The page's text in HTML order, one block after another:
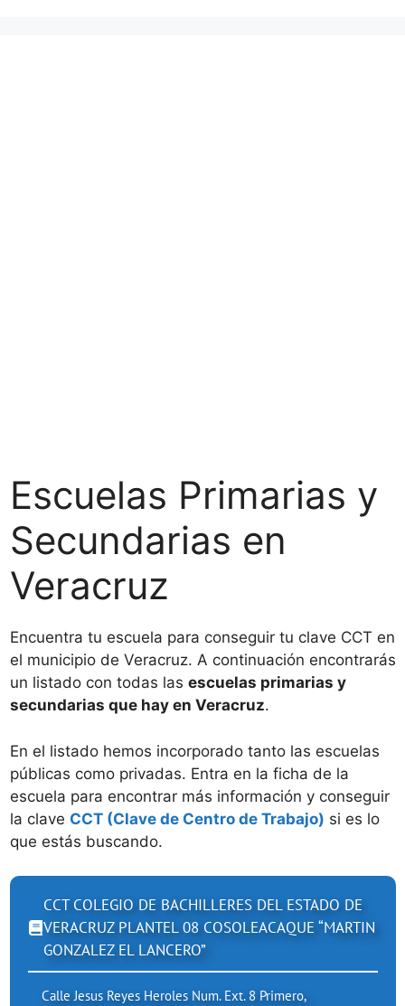
Escuelas Primarias y
Secundarias en
Veracruz
Encuentra tu escuela para conseguir tu clave CCT en
el municipio de Veracruz. A continuación encontrarás
un listado con todas las escuelas primarias y
secundarias que hay en Veracruz.
En el listado hemos incorporado tanto las escuelas
públicas como privadas. Entra en la ficha de la
escuela para encontrar más información y conseguir
la clave CCT (Clave de Centro de Trabajo) si es lo
que estás buscando.
CCT COLEGIO DE BACHILLERES DEL ESTADO DE
VERACRUZ PLANTEL 08 COSOLEACAQUE “MARTIN
GONZALEZ EL LANCERO”
Calle Jesus Reyes Heroles Num. Ext. 8 Primero,